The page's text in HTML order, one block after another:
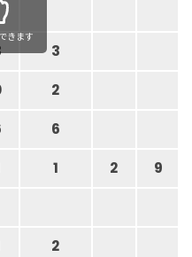
3
2
6
1 2 9
2
きます